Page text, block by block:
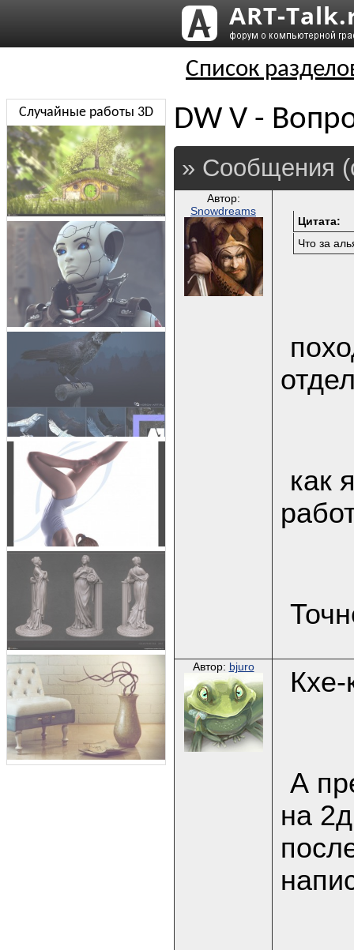
Список
DW V -
» Сообщения
Автор:
Snowdreams
Цитата:
Что за
как
Автор: bjuro Кхе-
А
на
Случайные работы 3D